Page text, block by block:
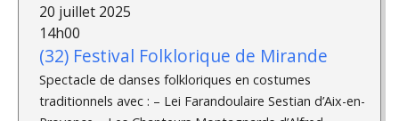
20 juillet 2025
14h00
(32) Festival Folklorique de Mirande
Spectacle de danses folkloriques en costumes
traditionnels avec : – Lei Farandoulaire Sestian d’Aix-en-